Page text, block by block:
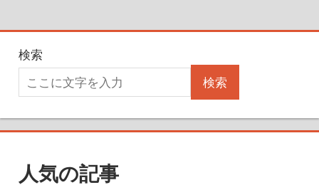
検索
検索
人気の記事